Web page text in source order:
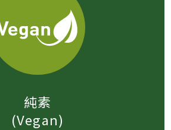
純素
(Vegan)